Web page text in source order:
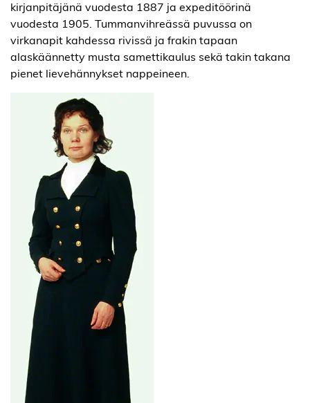
kirjanpitäjänä vuodesta 1887 ja expeditöörinä
vuodesta 1905. Tummanvihreässä puvussa on
virkanapit kahdessa rivissä ja frakin tapaan
alaskäännetty musta samettikaulus sekä takin takana
pienet lievehännykset nappeineen.